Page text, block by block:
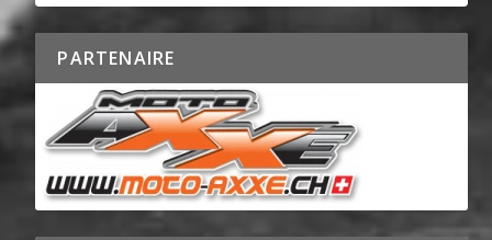
PARTENAIRE